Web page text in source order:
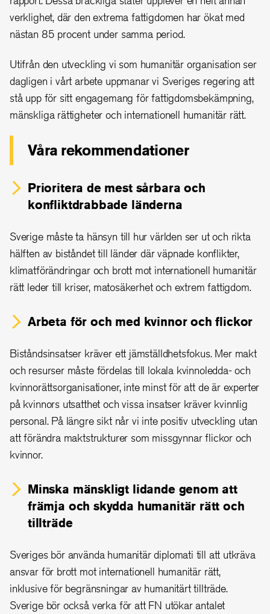
verklighet, där den extrema fattigdomen har ökat med
nästan 85 procent under samma period.
Utifrån den utveckling vi som humanitär organisation ser
dagligen i vårt arbete uppmanar vi Sveriges regering att
stå upp för sitt engagemang för fattigdomsbekämpning,
mänskliga rättigheter och internationell humanitär rätt.
Våra rekommendationer
Prioritera de mest sårbara och
konfliktdrabbade länderna
Sverige måste ta hänsyn till hur världen ser ut och rikta
hälften av biståndet till länder där väpnade konflikter,
klimatförändringar och brott mot internationell humanitär
rätt leder till kriser, matosäkerhet och extrem fattigdom.
Arbeta för och med kvinnor och flickor
Biståndsinsatser kräver ett jämställdhetsfokus. Mer makt
och resurser måste fördelas till lokala kvinnoledda- och
kvinnorättsorganisationer, inte minst för att de är experter
på kvinnors utsatthet och vissa insatser kräver kvinnlig
personal. På längre sikt når vi inte positiv utveckling utan
att förändra maktstrukturer som missgynnar flickor och
kvinnor.
Minska mänskligt lidande genom att
främja och skydda humanitär rätt och
tillträde
Sveriges bör använda humanitär diplomati till att utkräva
ansvar för brott mot internationell humanitär rätt,
inklusive för begränsningar av humanitärt tillträde.
Sverige bör också verka för att FN utökar antalet